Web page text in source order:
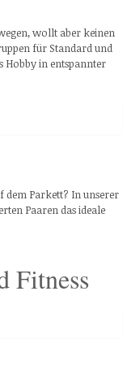
wollt aber keinen
für Standard und
Hobby in entspannter
dem Parkett? In unserer
Paaren das ideale
Fitness